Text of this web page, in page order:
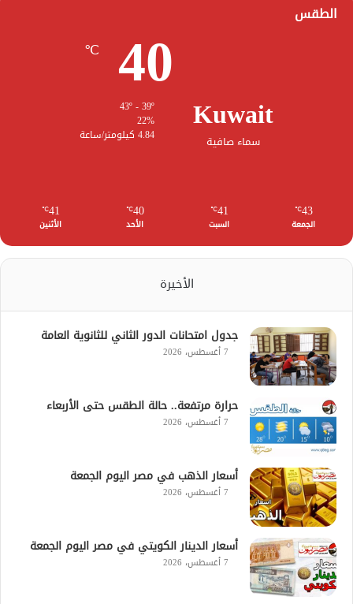
الطقس
Kuwait
سماء صافية
40
℃
22%
4.84 كيلومتر/ساعة
43
℃
الجمعة
41
℃
السبت
40
℃
الأحد
41
℃
الأثنين
الأخيرة
جدول امتحانات الدور الثاني للثانوية العامة
7 أغسطس، 2026
حرارة مرتفعة.. حالة الطقس حتى الأربعاء
7 أغسطس، 2026
أسعار الذهب في مصر اليوم الجمعة
7 أغسطس، 2026
أسعار الدينار الكويتي في مصر اليوم الجمعة
7 أغسطس، 2026